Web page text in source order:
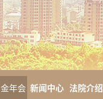
金年会 新闻中心 法院介绍